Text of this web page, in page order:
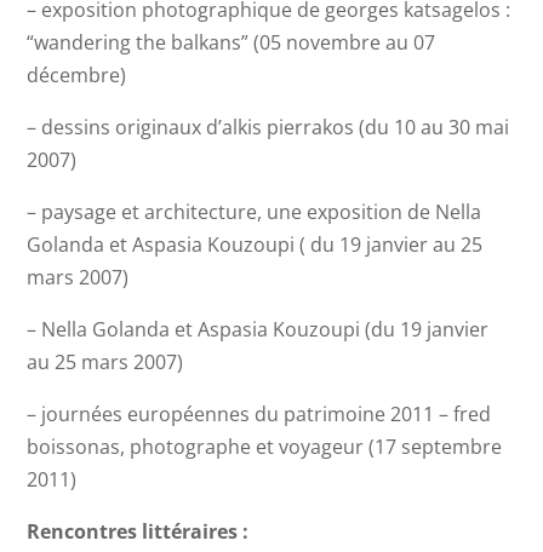
– exposition photographique de georges katsagelos :
“wandering the balkans” (05 novembre au 07
décembre)
– dessins originaux d’alkis pierrakos (du 10 au 30 mai
2007)
– paysage et architecture, une exposition de Nella
Golanda et Aspasia Kouzoupi ( du 19 janvier au 25
mars 2007)
– Nella Golanda et Aspasia Kouzoupi (du 19 janvier
au 25 mars 2007)
– journées européennes du patrimoine 2011 – fred
boissonas, photographe et voyageur (17 septembre
2011)
Rencontres littéraires :